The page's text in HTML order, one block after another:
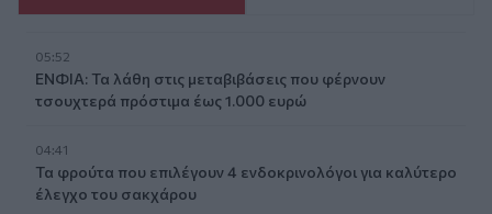
05:52
ΕΝΦΙΑ: Τα λάθη στις μεταβιβάσεις που φέρνουν
τσουχτερά πρόστιμα έως 1.000 ευρώ
04:41
Τα φρούτα που επιλέγουν 4 ενδοκρινολόγοι για καλύτερο
έλεγχο του σακχάρου